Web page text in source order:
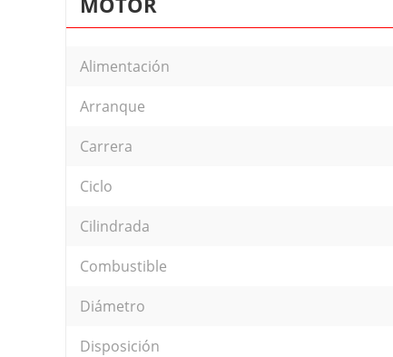
Alimentación
Arranque
Carrera
Ciclo
Cilindrada
Combustible
Diámetro
Disposición